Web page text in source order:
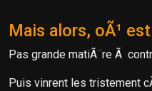
Mais alors, oÃ¹
Pas grande matiÃ¨re Ã
Puis vinrent les tristement